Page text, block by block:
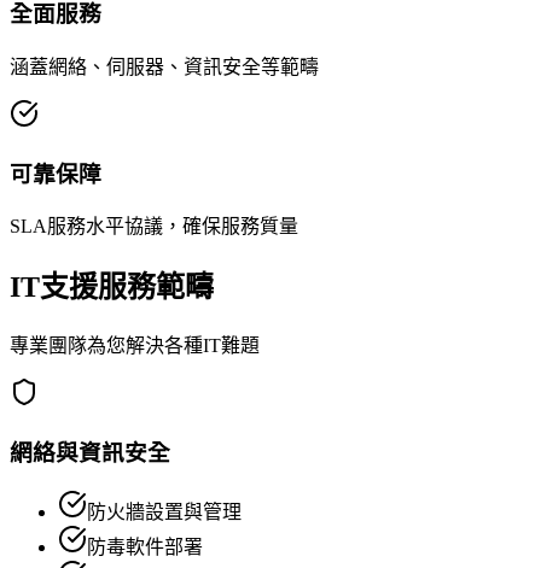
全面服務
涵蓋網絡、伺服器、資訊安全等範疇
可靠保障
SLA服務水平協議，確保服務質量
IT支援服務範疇
專業團隊為您解決各種IT難題
網絡與資訊安全
防火牆設置與管理
防毒軟件部署